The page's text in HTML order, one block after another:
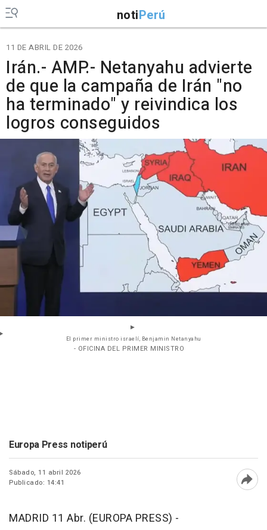
notiPerú
11 DE ABRIL DE 2026
Irán.- AMP.- Netanyahu advierte
de que la campaña de Irán "no
ha terminado" y reivindica los
logros conseguidos
El primer ministro israelí, Benjamin Netanyahu
- OFICINA DEL PRIMER MINISTRO
Europa Press notiperú
Sábado, 11 abril 2026
Publicado: 14:41
MADRID 11 Abr. (EUROPA PRESS) -